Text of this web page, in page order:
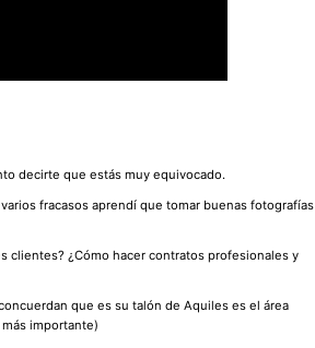
decirte que estás muy equivocado.
fracasos aprendí que tomar buenas fotografías
clientes? ¿Cómo hacer contratos profesionales y
que es su talón de Aquiles es el área
importante)